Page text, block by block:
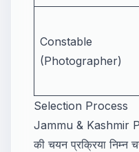
Constable
(Photographer)
Selection Process
Jammu & Kashmir
की चयन प्रक्रिया निम्न